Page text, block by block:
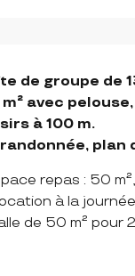
de groupe de
avec
à 100 m.
plan
repas : 50
à la
de 50 m²